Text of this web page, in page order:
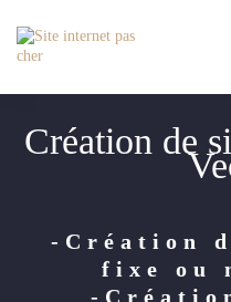
Création de
-Création
fixe ou
-